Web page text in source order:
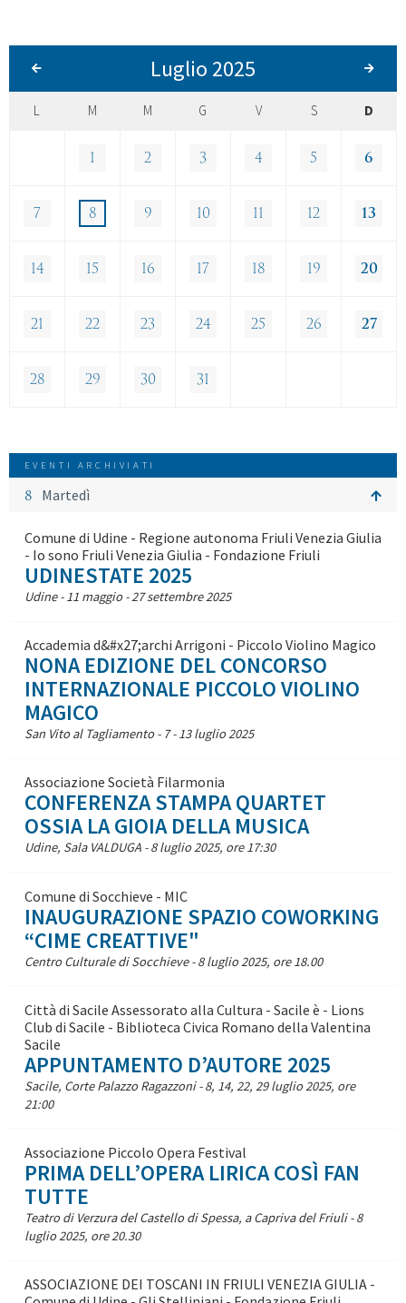
Luglio 2025
L M M G V S D
1 2 3 4 5 6
7 8 9 10 11 12 13
14 15 16 17 18 19 20
21 22 23 24 25 26 27
28 29 30 31
EVENTI ARCHIVIATI
8 Martedì
Comune di Udine - Regione autonoma Friuli Venezia Giulia
- Io sono Friuli Venezia Giulia - Fondazione Friuli
UDINESTATE 2025
Udine - 11 maggio - 27 settembre 2025
Accademia d&#x27;archi Arrigoni - Piccolo Violino Magico
NONA EDIZIONE DEL CONCORSO
INTERNAZIONALE PICCOLO VIOLINO
MAGICO
San Vito al Tagliamento - 7 - 13 luglio 2025
Associazione Società Filarmonia
CONFERENZA STAMPA QUARTET
OSSIA LA GIOIA DELLA MUSICA
Udine, Sala VALDUGA - 8 luglio 2025, ore 17:30
Comune di Socchieve - MIC
INAUGURAZIONE SPAZIO COWORKING
“CIME CREATTIVE"
Centro Culturale di Socchieve - 8 luglio 2025, ore 18.00
Città di Sacile Assessorato alla Cultura - Sacile è - Lions
Club di Sacile - Biblioteca Civica Romano della Valentina
Sacile
APPUNTAMENTO D’AUTORE 2025
Sacile, Corte Palazzo Ragazzoni - 8, 14, 22, 29 luglio 2025, ore
21:00
Associazione Piccolo Opera Festival
PRIMA DELL’OPERA LIRICA COSÌ FAN
TUTTE
Teatro di Verzura del Castello di Spessa, a Capriva del Friuli - 8
luglio 2025, ore 20.30
ASSOCIAZIONE DEI TOSCANI IN FRIULI VENEZIA GIULIA -